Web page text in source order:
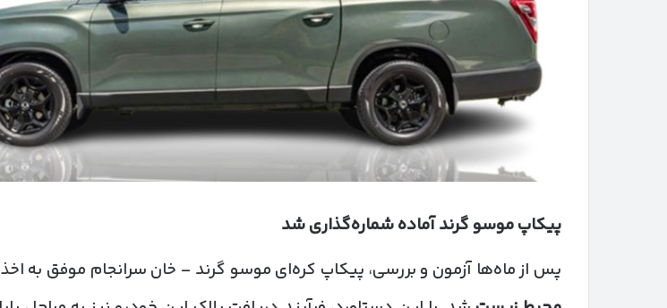
پیکاپ موسو گرند آماده شماره‌گذاری شد
پس از ماه‌ها آزمون و بررسی، پیکاپ کره‌ای موسو گرند – خان سرانجام موفق به